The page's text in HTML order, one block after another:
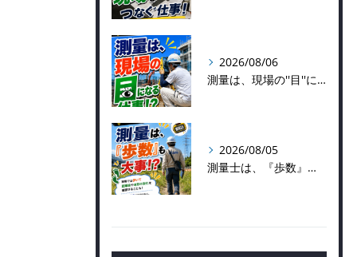
2026/08/06
測量は、現場の''目''になる仕事！？
2026/08/05
測量士は、『歩数』も大事！？